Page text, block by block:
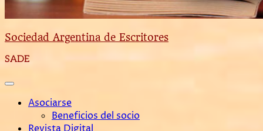
Sociedad Argentina de Escritores
SADE
Asociarse
Beneficios del socio